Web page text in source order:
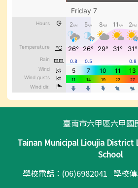
頁尾區域內容臺南市六甲區六甲國
Tainan Municipal Lioujia District
School
學校電話：(06)6982041 學校